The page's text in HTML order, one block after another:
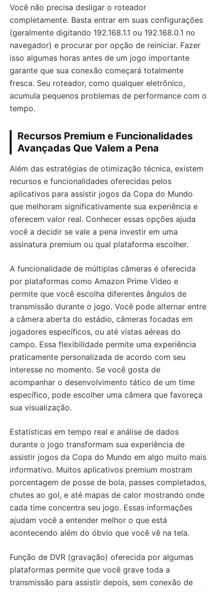
Você não precisa desligar o roteador
completamente. Basta entrar em suas configurações
(geralmente digitando 192.168.1.1 ou 192.168.0.1 no
navegador) e procurar por opção de reiniciar. Fazer
isso algumas horas antes de um jogo importante
garante que sua conexão começará totalmente
fresca. Seu roteador, como qualquer eletrônico,
acumula pequenos problemas de performance com o
tempo.
Recursos Premium e Funcionalidades
Avançadas Que Valem a Pena
Além das estratégias de otimização técnica, existem
recursos e funcionalidades oferecidas pelos
aplicativos para assistir jogos da Copa do Mundo
que melhoram significativamente sua experiência e
oferecem valor real. Conhecer essas opções ajuda
você a decidir se vale a pena investir em uma
assinatura premium ou qual plataforma escolher.
A funcionalidade de múltiplas câmeras é oferecida
por plataformas como Amazon Prime Video e
permite que você escolha diferentes ângulos de
transmissão durante o jogo. Você pode alternar entre
a câmera aberta do estádio, câmeras focadas em
jogadores específicos, ou até vistas aéreas do
campo. Essa flexibilidade permite uma experiência
praticamente personalizada de acordo com seu
interesse no momento. Se você gosta de
acompanhar o desenvolvimento tático de um time
específico, pode escolher uma câmera que favoreça
sua visualização.
Estatísticas em tempo real e análise de dados
durante o jogo transformam sua experiência de
assistir jogos da Copa do Mundo em algo muito mais
informativo. Muitos aplicativos premium mostram
porcentagem de posse de bola, passes completados,
chutes ao gol, e até mapas de calor mostrando onde
cada time concentra seu jogo. Essas informações
ajudam você a entender melhor o que está
acontecendo além do óbvio que você vê na tela.
Função de DVR (gravação) oferecida por algumas
plataformas permite que você grave toda a
transmissão para assistir depois, sem conexão de